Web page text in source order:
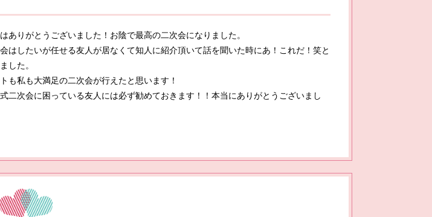
ありがとうございました！お陰で最高の二次会になりました。
はしたいが任せる友人が居なくて知人に紹介頂いて話を聞いた時にあ！これだ！笑と
した。
も私も大満足の二次会が行えたと思います！
二次会に困っている友人には必ず勧めておきます！！本当にありがとうございまし